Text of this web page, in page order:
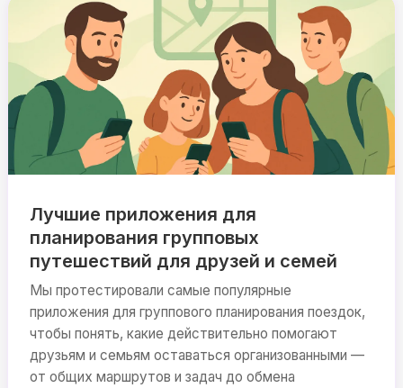
Лучшие приложения для
планирования групповых
путешествий для друзей и семей
Мы протестировали самые популярные
приложения для группового планирования поездок,
чтобы понять, какие действительно помогают
друзьям и семьям оставаться организованными —
от общих маршрутов и задач до обмена